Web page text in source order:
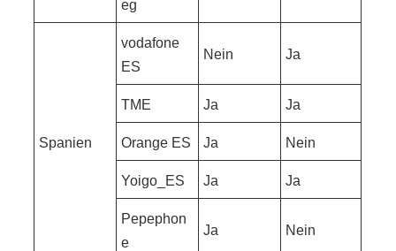
eg
Spanien
vodafone
ES
Nein Ja
TME Ja Ja
Orange ES Ja Nein
Yoigo_ES Ja Ja
Pepephon
e
Ja Nein